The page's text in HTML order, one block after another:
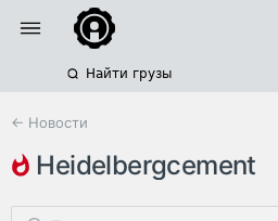
Найти грузы
← Новости
heidelbergcement
пгк перевозка цемента